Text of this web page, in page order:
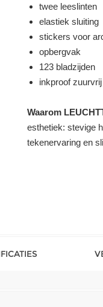
twee leeslinten
elastiek sluiting
stickers voor
opbergvak
123 bladzijden
inkproof
Waarom
esthetiek: stevige
tekenervaring en